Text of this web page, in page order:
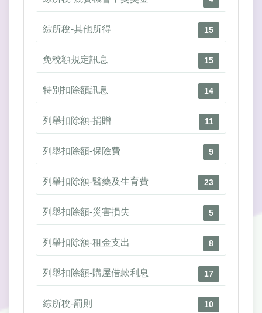
綜所稅-其他所得 15
免稅額規定訊息 15
特別扣除額訊息 14
列舉扣除額-捐贈 11
列舉扣除額-保險費 9
列舉扣除額-醫藥及生育費 23
列舉扣除額-災害損失 5
列舉扣除額-租金支出 8
列舉扣除額-購屋借款利息 17
綜所稅-罰則 10